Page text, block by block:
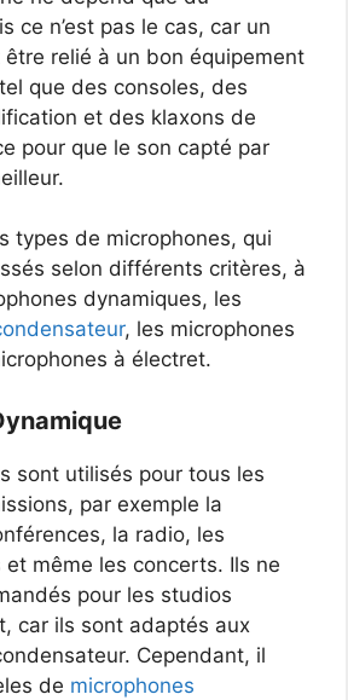
ce n’est pas le cas, car un
relié à un bon équipement
que des consoles, des
et des klaxons de
pour que le son capté par
types de microphones, qui
selon différents critères, à
dynamiques, les
, les microphones
à électret.
sont utilisés pour tous les
par exemple la
la radio, les
même les concerts. Ils ne
pour les studios
car ils sont adaptés aux
Cependant, il
de microphones